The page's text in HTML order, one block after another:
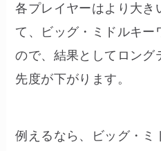
各プレイヤーはより大き
て、ビッグ・ミドルキー
ので、結果としてロング
先度が下がります。
例えるなら、ビッグ・ミ